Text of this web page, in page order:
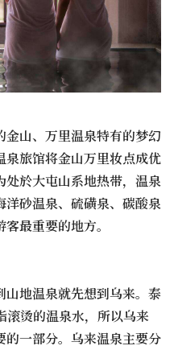
金山、万里温泉特有的梦幻
旅馆将金山万里妆点成优
处於大屯山系地热带，温泉
洋砂温泉、硫磺泉、碳酸泉
最重要的地方。
地温泉就先想到乌来。泰
烫的温泉水，所以乌来
一部分。乌来温泉主要分